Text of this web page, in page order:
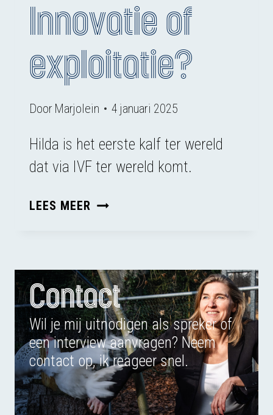
Innovatie of
exploitatie?
Door Marjolein 4 januari 2025
Hilda is het eerste kalf ter wereld
dat via IVF ter wereld komt.
LEES MEER INNOVATIE
Contact
Wil je mij uitnodigen als spreker of
een interview aanvragen? Neem
contact op, ik reageer snel.